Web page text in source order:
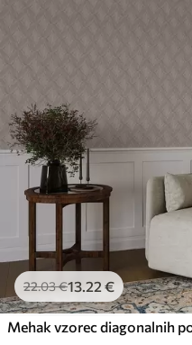
22.03€13.22 €